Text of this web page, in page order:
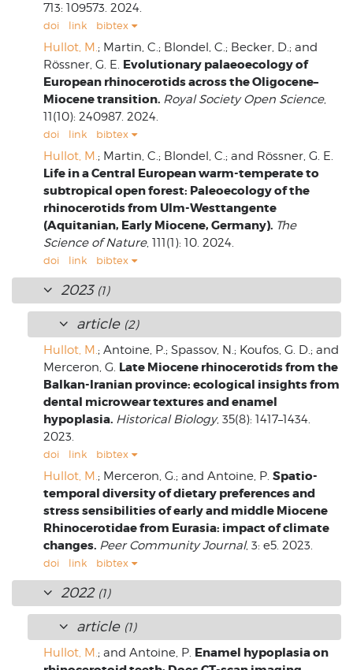
713: 109573. 2024.
doi link bibtex
Hullot, M.; Martin, C.; Blondel, C.; Becker, D.; and
Rössner, G. E. Evolutionary palaeoecology of
European rhinocerotids across the Oligocene–
Miocene transition. Royal Society Open Science,
11(10): 240987. 2024.
doi link bibtex
Hullot, M.; Martin, C.; Blondel, C.; and Rössner, G. E.
Life in a Central European warm-temperate to
subtropical open forest: Paleoecology of the
rhinocerotids from Ulm-Westtangente
(Aquitanian, Early Miocene, Germany). The
Science of Nature, 111(1): 10. 2024.
doi link bibtex
2023 (1)
article (2)
Hullot, M.; Antoine, P.; Spassov, N.; Koufos, G. D.; and
Merceron, G. Late Miocene rhinocerotids from the
Balkan-Iranian province: ecological insights from
dental microwear textures and enamel
hypoplasia. Historical Biology, 35(8): 1417–1434.
2023.
doi link bibtex
Hullot, M.; Merceron, G.; and Antoine, P. Spatio-
temporal diversity of dietary preferences and
stress sensibilities of early and middle Miocene
Rhinocerotidae from Eurasia: impact of climate
changes. Peer Community Journal, 3: e5. 2023.
doi link bibtex
2022 (1)
article (1)
Hullot, M.; and Antoine, P. Enamel hypoplasia on